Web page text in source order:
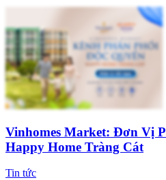
Vinhomes Market: Đơn Vị
Happy Home Tràng Cát
Tin tức